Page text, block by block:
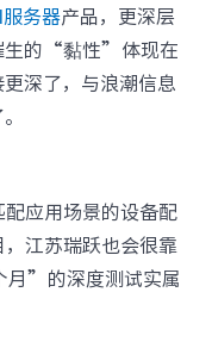
务器产品，更深层
生的“黏性”体现在
深了，与浪潮信息
应用场景的设备配
江苏瑞跃也会很靠
”的深度测试实属